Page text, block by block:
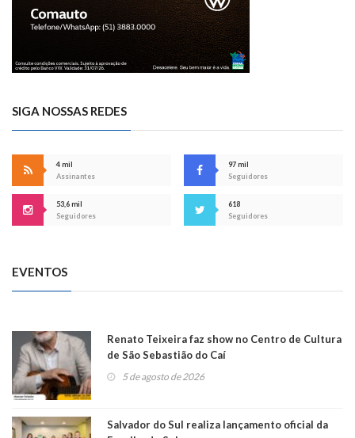
SIGA NOSSAS REDES
4 mil
Assinantes
97 mil
Seguidores
53,6 mil
Seguidores
618
Seguidores
EVENTOS
Renato Teixeira faz show no Centro de Cultura
de São Sebastião do Caí
5 de agosto de 2026
Salvador do Sul realiza lançamento oficial da